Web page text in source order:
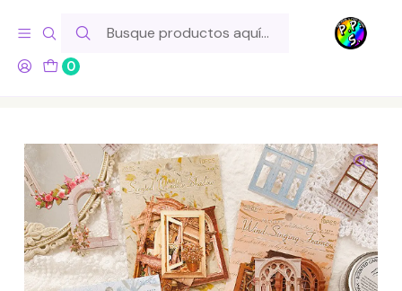
0
Hola! Si tu pedido incluye productos de fabricación propia,
ten en cuenta este tiempo para el despacho